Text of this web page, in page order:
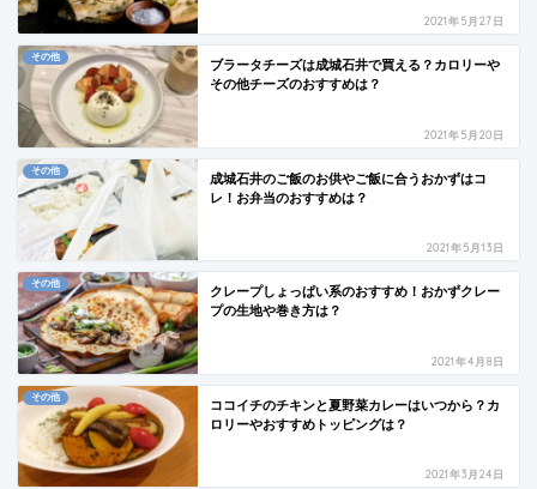
2021年5月27日
その他
ブラータチーズは成城石井で買える？カロリーや
その他チーズのおすすめは？
2021年5月20日
その他
成城石井のご飯のお供やご飯に合うおかずはコ
レ！お弁当のおすすめは？
2021年5月13日
その他
クレープしょっぱい系のおすすめ！おかずクレー
プの生地や巻き方は？
2021年4月8日
その他
ココイチのチキンと夏野菜カレーはいつから？カ
ロリーやおすすめトッピングは？
2021年3月24日